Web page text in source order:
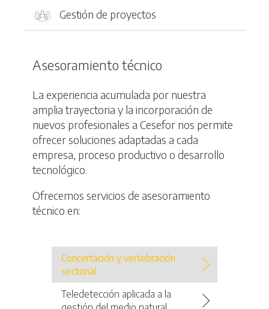
Gestión de proyectos
Asesoramiento técnico
La experiencia acumulada por nuestra
amplia trayectoria y la incorporación de
nuevos profesionales a Cesefor nos permite
ofrecer soluciones adaptadas a cada
empresa, proceso productivo o desarrollo
tecnológico.
Ofrecemos servicios de asesoramiento
técnico en:
Concertación y vertebración
sectorial
Teledetección aplicada a la